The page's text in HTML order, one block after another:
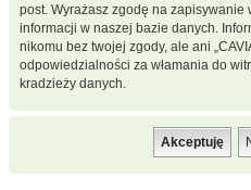
post. Wyrażasz zgodę na
informacji w naszej bazie danych.
nikomu bez twojej zgody, ale ani
odpowiedzialności za włamania do
kradzieży danych.